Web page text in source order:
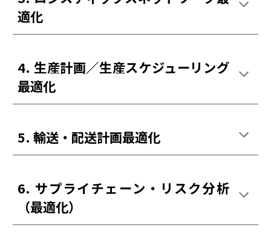
適化
4. 生産計画／生産スケジューリング
最適化
5. 輸送・配送計画最適化
6. サプライチェーン・リスク分析
（最適化）